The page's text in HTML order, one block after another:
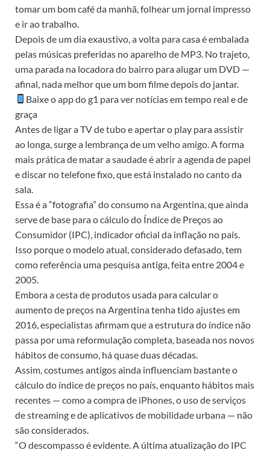
tomar um bom café da manhã, folhear um jornal impresso
e ir ao trabalho.
Depois de um dia exaustivo, a volta para casa é embalada
pelas músicas preferidas no aparelho de MP3. No trajeto,
uma parada na locadora do bairro para alugar um DVD —
afinal, nada melhor que um bom filme depois do jantar.
Baixe o app do g1 para ver notícias em tempo real e de
graça
Antes de ligar a TV de tubo e apertar o play para assistir
ao longa, surge a lembrança de um velho amigo. A forma
mais prática de matar a saudade é abrir a agenda de papel
e discar no telefone fixo, que está instalado no canto da
sala.
Essa é a “fotografia” do consumo na Argentina, que ainda
serve de base para o cálculo do Índice de Preços ao
Consumidor (IPC), indicador oficial da inflação no país.
Isso porque o modelo atual, considerado defasado, tem
como referência uma pesquisa antiga, feita entre 2004 e
2005.
Embora a cesta de produtos usada para calcular o
aumento de preços na Argentina tenha tido ajustes em
2016, especialistas afirmam que a estrutura do índice não
passa por uma reformulação completa, baseada nos novos
hábitos de consumo, há quase duas décadas.
Assim, costumes antigos ainda influenciam bastante o
cálculo do índice de preços no país, enquanto hábitos mais
recentes — como a compra de iPhones, o uso de serviços
de streaming e de aplicativos de mobilidade urbana — não
são considerados.
“O descompasso é evidente. A última atualização do IPC